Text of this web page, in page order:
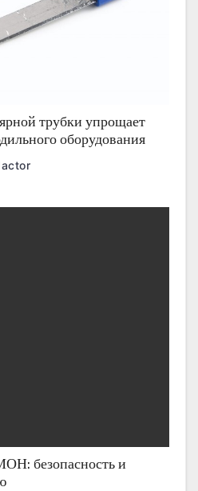
трубки упрощает
оборудования
безопасность и